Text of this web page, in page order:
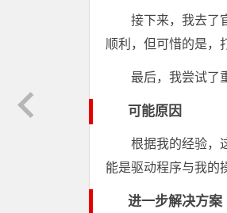
接下来，我去了
顺利，但可惜的是，
最后，我尝试了
可能原因
根据我的经验，
能是驱动程序与我的
进一步解决方案